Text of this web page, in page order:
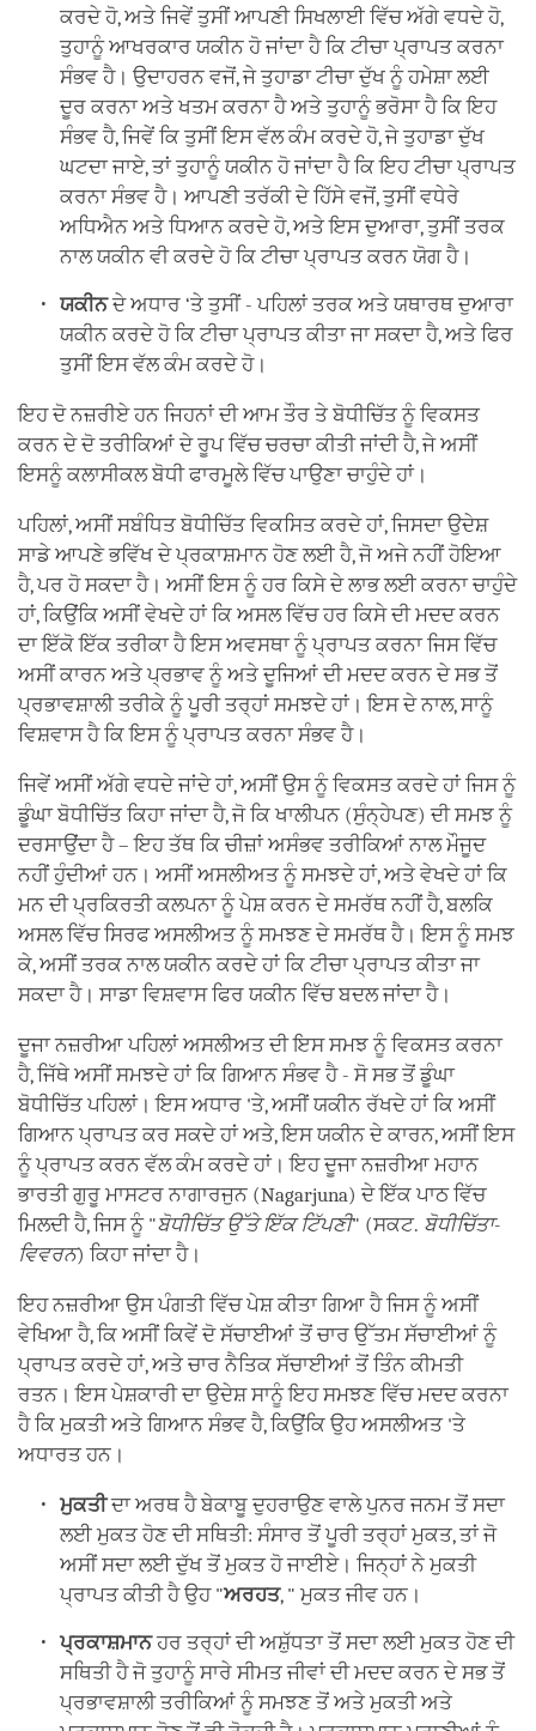
ਕਰਦੇ ਹੋ, ਅਤੇ ਜਿਵੇਂ ਤੁਸੀਂ ਆਪਣੀ ਸਿਖਲਾਈ ਵਿੱਚ ਅੱਗੇ ਵਧਦੇ ਹੋ,
ਤੁਹਾਨੂੰ ਆਖਰਕਾਰ ਯਕੀਨ ਹੋ ਜਾਂਦਾ ਹੈ ਕਿ ਟੀਚਾ ਪ੍ਰਾਪਤ ਕਰਨਾ
ਸੰਭਵ ਹੈ। ਉਦਾਹਰਨ ਵਜੋਂ, ਜੇ ਤੁਹਾਡਾ ਟੀਚਾ ਦੁੱਖ ਨੂੰ ਹਮੇਸ਼ਾ ਲਈ
ਦੂਰ ਕਰਨਾ ਅਤੇ ਖਤਮ ਕਰਨਾ ਹੈ ਅਤੇ ਤੁਹਾਨੂੰ ਭਰੋਸਾ ਹੈ ਕਿ ਇਹ
ਸੰਭਵ ਹੈ, ਜਿਵੇਂ ਕਿ ਤੁਸੀਂ ਇਸ ਵੱਲ ਕੰਮ ਕਰਦੇ ਹੋ, ਜੇ ਤੁਹਾਡਾ ਦੁੱਖ
ਘਟਦਾ ਜਾਏ, ਤਾਂ ਤੁਹਾਨੂੰ ਯਕੀਨ ਹੋ ਜਾਂਦਾ ਹੈ ਕਿ ਇਹ ਟੀਚਾ ਪ੍ਰਾਪਤ
ਕਰਨਾ ਸੰਭਵ ਹੈ। ਆਪਣੀ ਤਰੱਕੀ ਦੇ ਹਿੱਸੇ ਵਜੋਂ, ਤੁਸੀਂ ਵਧੇਰੇ
ਅਧਿਐਨ ਅਤੇ ਧਿਆਨ ਕਰਦੇ ਹੋ, ਅਤੇ ਇਸ ਦੁਆਰਾ, ਤੁਸੀਂ ਤਰਕ
ਨਾਲ ਯਕੀਨ ਵੀ ਕਰਦੇ ਹੋ ਕਿ ਟੀਚਾ ਪ੍ਰਾਪਤ ਕਰਨ ਯੋਗ ਹੈ।
ਯਕੀਨਦੇ ਅਧਾਰ ‘ਤੇ ਤੁਸੀਂ - ਪਹਿਲਾਂ ਤਰਕ ਅਤੇ ਯਥਾਰਥ ਦੁਆਰਾ
ਯਕੀਨ ਕਰਦੇ ਹੋ ਕਿ ਟੀਚਾ ਪ੍ਰਾਪਤ ਕੀਤਾ ਜਾ ਸਕਦਾ ਹੈ, ਅਤੇ ਫਿਰ
ਤੁਸੀਂ ਇਸ ਵੱਲ ਕੰਮ ਕਰਦੇ ਹੋ।
ਇਹ ਦੋ ਨਜ਼ਰੀਏ ਹਨ ਜਿਹਨਾਂ ਦੀ ਆਮ ਤੌਰ ਤੇ ਬੋਧੀਚਿੱਤ ਨੂੰ ਵਿਕਸਤ
ਕਰਨ ਦੇ ਦੋ ਤਰੀਕਿਆਂ ਦੇ ਰੂਪ ਵਿੱਚ ਚਰਚਾ ਕੀਤੀ ਜਾਂਦੀ ਹੈ, ਜੇ ਅਸੀਂ
ਇਸਨੂੰ ਕਲਾਸੀਕਲ ਬੋਧੀ ਫਾਰਮੂਲੇ ਵਿੱਚ ਪਾਉਣਾ ਚਾਹੁੰਦੇ ਹਾਂ।
ਪਹਿਲਾਂ, ਅਸੀਂ ਸਬੰਧਿਤ ਬੋਧੀਚਿੱਤ ਵਿਕਸਿਤ ਕਰਦੇ ਹਾਂ, ਜਿਸਦਾ ਉਦੇਸ਼
ਸਾਡੇ ਆਪਣੇ ਭਵਿੱਖ ਦੇ ਪ੍ਰਕਾਸ਼ਮਾਨ ਹੋਣ ਲਈ ਹੈ, ਜੋ ਅਜੇ ਨਹੀਂ ਹੋਇਆ
ਹੈ, ਪਰ ਹੋ ਸਕਦਾ ਹੈ। ਅਸੀਂ ਇਸ ਨੂੰ ਹਰ ਕਿਸੇ ਦੇ ਲਾਭ ਲਈ ਕਰਨਾ ਚਾਹੁੰਦੇ
ਹਾਂ, ਕਿਉਂਕਿ ਅਸੀਂ ਵੇਖਦੇ ਹਾਂ ਕਿ ਅਸਲ ਵਿੱਚ ਹਰ ਕਿਸੇ ਦੀ ਮਦਦ ਕਰਨ
ਦਾ ਇੱਕੋ ਇੱਕ ਤਰੀਕਾ ਹੈ ਇਸ ਅਵਸਥਾ ਨੂੰ ਪ੍ਰਾਪਤ ਕਰਨਾ ਜਿਸ ਵਿੱਚ
ਅਸੀਂ ਕਾਰਨ ਅਤੇ ਪ੍ਰਭਾਵ ਨੂੰ ਅਤੇ ਦੂਜਿਆਂ ਦੀ ਮਦਦ ਕਰਨ ਦੇ ਸਭ ਤੋਂ
ਪ੍ਰਭਾਵਸ਼ਾਲੀ ਤਰੀਕੇ ਨੂੰ ਪੂਰੀ ਤਰ੍ਹਾਂ ਸਮਝਦੇ ਹਾਂ। ਇਸ ਦੇ ਨਾਲ, ਸਾਨੂੰ
ਵਿਸ਼ਵਾਸ ਹੈ ਕਿ ਇਸ ਨੂੰ ਪ੍ਰਾਪਤ ਕਰਨਾ ਸੰਭਵ ਹੈ।
ਜਿਵੇਂ ਅਸੀਂ ਅੱਗੇ ਵਧਦੇ ਜਾਂਦੇ ਹਾਂ, ਅਸੀਂ ਉਸ ਨੂੰ ਵਿਕਸਤ ਕਰਦੇ ਹਾਂ ਜਿਸ ਨੂੰ
ਡੂੰਘਾ ਬੋਧੀਚਿੱਤ ਕਿਹਾ ਜਾਂਦਾ ਹੈ, ਜੋ ਕਿ ਖਾਲੀਪਨ (ਸੁੰਨ੍ਹੇਪਣ) ਦੀ ਸਮਝ ਨੂੰ
ਦਰਸਾਉਂਦਾ ਹੈ – ਇਹ ਤੱਥ ਕਿ ਚੀਜ਼ਾਂ ਅਸੰਭਵ ਤਰੀਕਿਆਂ ਨਾਲ ਮੌਜੂਦ
ਨਹੀਂ ਹੁੰਦੀਆਂ ਹਨ। ਅਸੀਂ ਅਸਲੀਅਤ ਨੂੰ ਸਮਝਦੇ ਹਾਂ, ਅਤੇ ਵੇਖਦੇ ਹਾਂ ਕਿ
ਮਨ ਦੀ ਪ੍ਰਕਿਰਤੀ ਕਲਪਨਾ ਨੂੰ ਪੇਸ਼ ਕਰਨ ਦੇ ਸਮਰੱਥ ਨਹੀਂ ਹੈ, ਬਲਕਿ
ਅਸਲ ਵਿੱਚ ਸਿਰਫ ਅਸਲੀਅਤ ਨੂੰ ਸਮਝਣ ਦੇ ਸਮਰੱਥ ਹੈ। ਇਸ ਨੂੰ ਸਮਝ
ਕੇ, ਅਸੀਂ ਤਰਕ ਨਾਲ ਯਕੀਨ ਕਰਦੇ ਹਾਂ ਕਿ ਟੀਚਾ ਪ੍ਰਾਪਤ ਕੀਤਾ ਜਾ
ਸਕਦਾ ਹੈ। ਸਾਡਾ ਵਿਸ਼ਵਾਸ ਫਿਰ ਯਕੀਨ ਵਿੱਚ ਬਦਲ ਜਾਂਦਾ ਹੈ।
ਦੂਜਾ ਨਜ਼ਰੀਆ ਪਹਿਲਾਂ ਅਸਲੀਅਤ ਦੀ ਇਸ ਸਮਝ ਨੂੰ ਵਿਕਸਤ ਕਰਨਾ
ਹੈ, ਜਿੱਥੇ ਅਸੀਂ ਸਮਝਦੇ ਹਾਂ ਕਿ ਗਿਆਨ ਸੰਭਵ ਹੈ - ਸੋ ਸਭ ਤੋਂ ਡੂੰਘਾ
ਬੋਧੀਚਿੱਤ ਪਹਿਲਾਂ। ਇਸ ਅਧਾਰ 'ਤੇ, ਅਸੀਂ ਯਕੀਨ ਰੱਖਦੇ ਹਾਂ ਕਿ ਅਸੀਂ
ਗਿਆਨ ਪ੍ਰਾਪਤ ਕਰ ਸਕਦੇ ਹਾਂ ਅਤੇ, ਇਸ ਯਕੀਨ ਦੇ ਕਾਰਨ, ਅਸੀਂ ਇਸ
ਨੂੰ ਪ੍ਰਾਪਤ ਕਰਨ ਵੱਲ ਕੰਮ ਕਰਦੇ ਹਾਂ। ਇਹ ਦੂਜਾ ਨਜ਼ਰੀਆ ਮਹਾਨ
ਭਾਰਤੀ ਗੁਰੂ ਮਾਸਟਰ ਨਾਗਾਰਜੁਨ (Nagarjuna) ਦੇ ਇੱਕ ਪਾਠ ਵਿੱਚ
ਮਿਲਦੀ ਹੈ, ਜਿਸ ਨੂੰ "ਬੋਧੀਚਿੱਤ ਉੱਤੇ ਇੱਕ ਟਿੱਪਣੀ" (ਸਕਟ. ਬੋਧੀਚਿੱਤਾ-
ਵਿਵਰਨ) ਕਿਹਾ ਜਾਂਦਾ ਹੈ।
ਇਹ ਨਜ਼ਰੀਆ ਉਸ ਪੰਗਤੀ ਵਿੱਚ ਪੇਸ਼ ਕੀਤਾ ਗਿਆ ਹੈ ਜਿਸ ਨੂੰ ਅਸੀਂ
ਵੇਖਿਆ ਹੈ, ਕਿ ਅਸੀਂ ਕਿਵੇਂ ਦੋ ਸੱਚਾਈਆਂ ਤੋਂ ਚਾਰ ਉੱਤਮ ਸੱਚਾਈਆਂ ਨੂੰ
ਪ੍ਰਾਪਤ ਕਰਦੇ ਹਾਂ, ਅਤੇ ਚਾਰ ਨੈਤਿਕ ਸੱਚਾਈਆਂ ਤੋਂ ਤਿੰਨ ਕੀਮਤੀ
ਰਤਨ। ਇਸ ਪੇਸ਼ਕਾਰੀ ਦਾ ਉਦੇਸ਼ ਸਾਨੂੰ ਇਹ ਸਮਝਣ ਵਿੱਚ ਮਦਦ ਕਰਨਾ
ਹੈ ਕਿ ਮੁਕਤੀ ਅਤੇ ਗਿਆਨ ਸੰਭਵ ਹੈ, ਕਿਉਂਕਿ ਉਹ ਅਸਲੀਅਤ 'ਤੇ
ਅਧਾਰਤ ਹਨ।
ਮੁਕਤੀਦਾ ਅਰਥ ਹੈ ਬੇਕਾਬੂ ਦੁਹਰਾਉਣ ਵਾਲੇ ਪੁਨਰ ਜਨਮ ਤੋਂ ਸਦਾ
ਲਈ ਮੁਕਤ ਹੋਣ ਦੀ ਸਥਿਤੀ: ਸੰਸਾਰ ਤੋਂ ਪੂਰੀ ਤਰ੍ਹਾਂ ਮੁਕਤ, ਤਾਂ ਜੋ
ਅਸੀਂ ਸਦਾ ਲਈ ਦੁੱਖ ਤੋਂ ਮੁਕਤ ਹੋ ਜਾਈਏ। ਜਿਨ੍ਹਾਂ ਨੇ ਮੁਕਤੀ
ਪ੍ਰਾਪਤ ਕੀਤੀ ਹੈ ਉਹ "ਅਰਹਤ, " ਮੁਕਤ ਜੀਵ ਹਨ।
ਪ੍ਰਕਾਸ਼ਮਾਨਹਰ ਤਰ੍ਹਾਂ ਦੀ ਅਸ਼ੁੱਧਤਾ ਤੋਂ ਸਦਾ ਲਈ ਮੁਕਤ ਹੋਣ ਦੀ
ਸਥਿਤੀ ਹੈ ਜੋ ਤੁਹਾਨੂੰ ਸਾਰੇ ਸੀਮਤ ਜੀਵਾਂ ਦੀ ਮਦਦ ਕਰਨ ਦੇ ਸਭ ਤੋਂ
ਪ੍ਰਭਾਵਸ਼ਾਲੀ ਤਰੀਕਿਆਂ ਨੂੰ ਸਮਝਣ ਤੋਂ ਅਤੇ ਮੁਕਤੀ ਅਤੇ